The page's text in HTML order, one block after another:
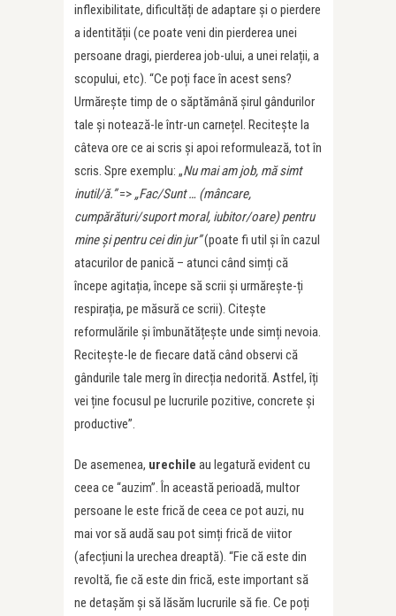
inflexibilitate, dificultăți de adaptare și o pierdere
a identității (ce poate veni din pierderea unei
persoane dragi, pierderea job-ului, a unei relații, a
scopului, etc). “Ce poți face în acest sens?
Urmărește timp de o săptămână șirul gândurilor
tale și notează-le într-un carnețel. Recitește la
câteva ore ce ai scris și apoi reformulează, tot în
scris. Spre exemplu: „Nu mai am job, mă simt
inutil/ă.”=> „Fac/Sunt … (mâncare,
cumpărături/suport moral, iubitor/oare) pentru
mine și pentru cei din jur”(poate fi util și în cazul
atacurilor de panică – atunci când simți că
începe agitația, începe să scrii și urmărește-ți
respirația, pe măsură ce scrii). Citește
reformulările și îmbunătățește unde simți nevoia.
Recitește-le de fiecare dată când observi că
gândurile tale merg în direcția nedorită. Astfel, îți
vei ține focusul pe lucrurile pozitive, concrete și
productive”.
De asemenea, urechile au legatură evident cu
ceea ce “auzim”. În această perioadă, multor
persoane le este frică de ceea ce pot auzi, nu
mai vor să audă sau pot simți frică de viitor
(afecțiuni la urechea dreaptă). “Fie că este din
revoltă, fie că este din frică, este important să
ne detașăm și să lăsăm lucrurile să fie. Ce poți